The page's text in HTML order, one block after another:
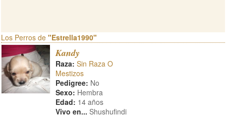
Los Perros de "Estrella1990"
Kandy
Raza: Sin Raza O
Mestizos
Pedigree: No
Sexo: Hembra
Edad: 14 años
Vivo en... Shushufindi